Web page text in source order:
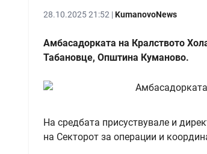
28.10.2025 21:52 |KumanovoNews
Амбасадорката на Кралството
Табановце, Општина Куманово.
На средбата присуствувале и
на Секторот за операции и